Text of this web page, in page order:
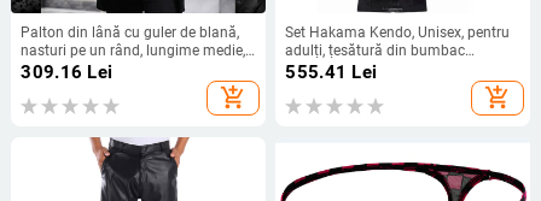
Palton din lână cu guler de blană,
nasturi pe un rând, lungime medie,
gros
309.16 Lei
add_shopping_cart
Set Hakama Kendo, Unisex, pentru
adulți, țesătură din bumbac
amestec
555.41 Lei
add_shopping_cart